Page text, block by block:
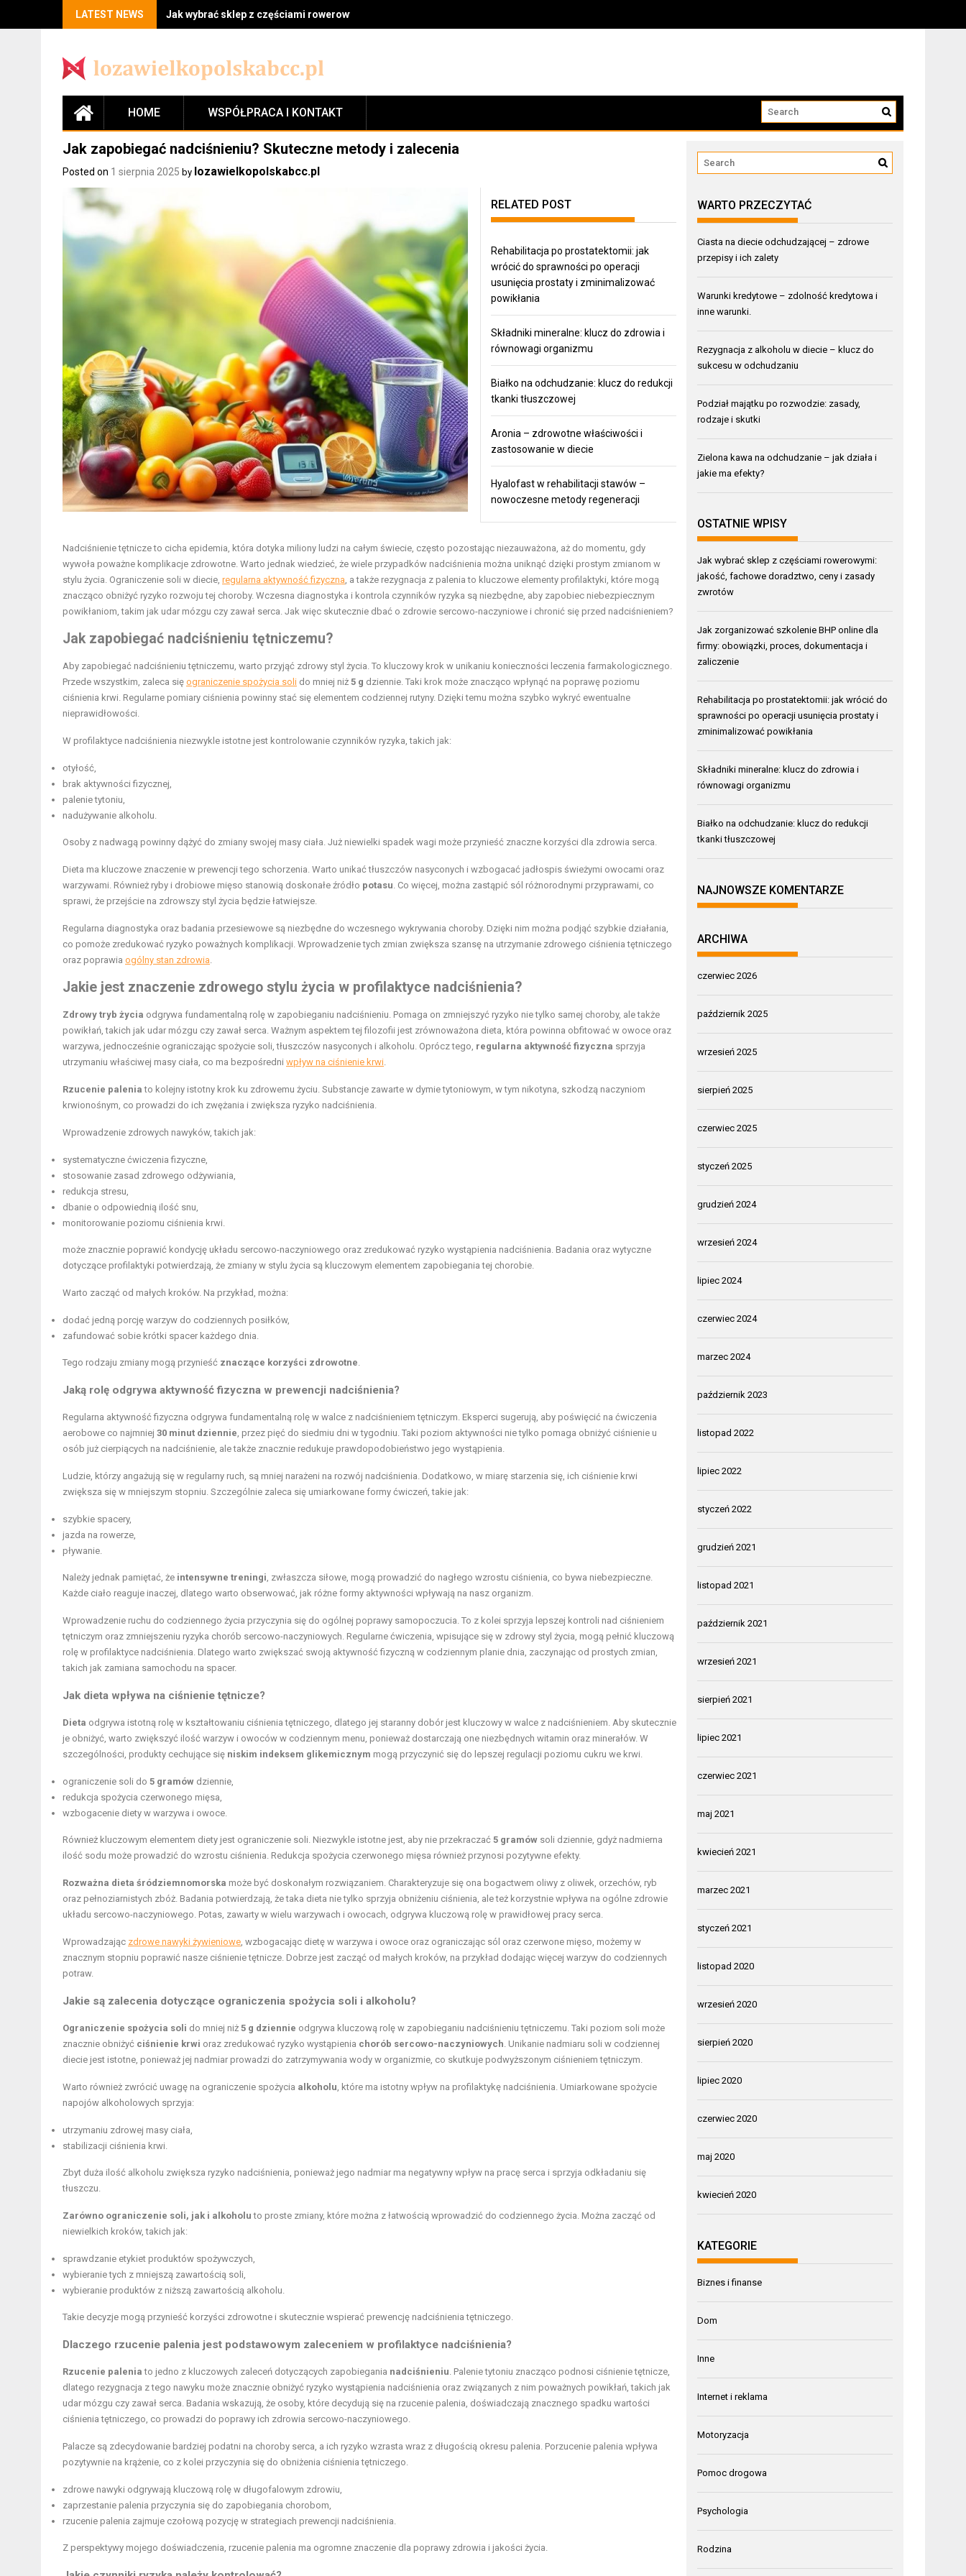
LATEST NEWS Jak wybrać sklep z częściami rowerowymi: jakość, fachowe doradztwo, ceny i zasady zwrotów
HOME WSPÓŁPRACA I KONTAKT
Jak zapobiegać nadciśnieniu? Skuteczne metody i zalecenia
Posted on 1 sierpnia 2025 by lozawielkopolskabcc.pl
RELATED POST
Rehabilitacja po prostatektomii: jak
wrócić do sprawności po operacji
usunięcia prostaty i zminimalizować
powikłania
Składniki mineralne: klucz do zdrowia i
równowagi organizmu
Białko na odchudzanie: klucz do redukcji
tkanki tłuszczowej
Aronia – zdrowotne właściwości i
zastosowanie w diecie
Hyalofast w rehabilitacji stawów –
nowoczesne metody regeneracji
Nadciśnienie tętnicze to cicha epidemia, która dotyka miliony ludzi na całym świecie, często pozostając niezauważona, aż do momentu, gdy
wywoła poważne komplikacje zdrowotne. Warto jednak wiedzieć, że wiele przypadków nadciśnienia można uniknąć dzięki prostym zmianom w
stylu życia. Ograniczenie soli w diecie, regularna aktywność fizyczna, a także rezygnacja z palenia to kluczowe elementy profilaktyki, które mogą
znacząco obniżyć ryzyko rozwoju tej choroby. Wczesna diagnostyka i kontrola czynników ryzyka są niezbędne, aby zapobiec niebezpiecznym
powikłaniom, takim jak udar mózgu czy zawał serca. Jak więc skutecznie dbać o zdrowie sercowo-naczyniowe i chronić się przed nadciśnieniem?
Jak zapobiegać nadciśnieniu tętniczemu?
Aby zapobiegać nadciśnieniu tętniczemu, warto przyjąć zdrowy styl życia. To kluczowy krok w unikaniu konieczności leczenia farmakologicznego.
Przede wszystkim, zaleca się ograniczenie spożycia soli do mniej niż 5 g dziennie. Taki krok może znacząco wpłynąć na poprawę poziomu
ciśnienia krwi. Regularne pomiary ciśnienia powinny stać się elementem codziennej rutyny. Dzięki temu można szybko wykryć ewentualne
nieprawidłowości.
W profilaktyce nadciśnienia niezwykle istotne jest kontrolowanie czynników ryzyka, takich jak:
otyłość,
brak aktywności fizycznej,
palenie tytoniu,
nadużywanie alkoholu.
Osoby z nadwagą powinny dążyć do zmiany swojej masy ciała. Już niewielki spadek wagi może przynieść znaczne korzyści dla zdrowia serca.
Dieta ma kluczowe znaczenie w prewencji tego schorzenia. Warto unikać tłuszczów nasyconych i wzbogacać jadłospis świeżymi owocami oraz
warzywami. Również ryby i drobiowe mięso stanowią doskonałe źródło potasu. Co więcej, można zastąpić sól różnorodnymi przyprawami, co
sprawi, że przejście na zdrowszy styl życia będzie łatwiejsze.
Regularna diagnostyka oraz badania przesiewowe są niezbędne do wczesnego wykrywania choroby. Dzięki nim można podjąć szybkie działania,
co pomoże zredukować ryzyko poważnych komplikacji. Wprowadzenie tych zmian zwiększa szansę na utrzymanie zdrowego ciśnienia tętniczego
oraz poprawia ogólny stan zdrowia.
Jakie jest znaczenie zdrowego stylu życia w profilaktyce nadciśnienia?
Zdrowy tryb życia odgrywa fundamentalną rolę w zapobieganiu nadciśnieniu. Pomaga on zmniejszyć ryzyko nie tylko samej choroby, ale także
powikłań, takich jak udar mózgu czy zawał serca. Ważnym aspektem tej filozofii jest zrównoważona dieta, która powinna obfitować w owoce oraz
warzywa, jednocześnie ograniczając spożycie soli, tłuszczów nasyconych i alkoholu. Oprócz tego, regularna aktywność fizyczna sprzyja
utrzymaniu właściwej masy ciała, co ma bezpośredni wpływ na ciśnienie krwi.
Rzucenie palenia to kolejny istotny krok ku zdrowemu życiu. Substancje zawarte w dymie tytoniowym, w tym nikotyna, szkodzą naczyniom
krwionośnym, co prowadzi do ich zwężania i zwiększa ryzyko nadciśnienia.
Wprowadzenie zdrowych nawyków, takich jak:
systematyczne ćwiczenia fizyczne,
stosowanie zasad zdrowego odżywiania,
redukcja stresu,
dbanie o odpowiednią ilość snu,
monitorowanie poziomu ciśnienia krwi.
może znacznie poprawić kondycję układu sercowo-naczyniowego oraz zredukować ryzyko wystąpienia nadciśnienia. Badania oraz wytyczne
dotyczące profilaktyki potwierdzają, że zmiany w stylu życia są kluczowym elementem zapobiegania tej chorobie.
Warto zacząć od małych kroków. Na przykład, można:
dodać jedną porcję warzyw do codziennych posiłków,
zafundować sobie krótki spacer każdego dnia.
Tego rodzaju zmiany mogą przynieść znaczące korzyści zdrowotne.
Jaką rolę odgrywa aktywność fizyczna w prewencji nadciśnienia?
Regularna aktywność fizyczna odgrywa fundamentalną rolę w walce z nadciśnieniem tętniczym. Eksperci sugerują, aby poświęcić na ćwiczenia
aerobowe co najmniej 30 minut dziennie, przez pięć do siedmiu dni w tygodniu. Taki poziom aktywności nie tylko pomaga obniżyć ciśnienie u
osób już cierpiących na nadciśnienie, ale także znacznie redukuje prawdopodobieństwo jego wystąpienia.
Ludzie, którzy angażują się w regularny ruch, są mniej narażeni na rozwój nadciśnienia. Dodatkowo, w miarę starzenia się, ich ciśnienie krwi
zwiększa się w mniejszym stopniu. Szczególnie zaleca się umiarkowane formy ćwiczeń, takie jak:
szybkie spacery,
jazda na rowerze,
pływanie.
Należy jednak pamiętać, że intensywne treningi, zwłaszcza siłowe, mogą prowadzić do nagłego wzrostu ciśnienia, co bywa niebezpieczne.
Każde ciało reaguje inaczej, dlatego warto obserwować, jak różne formy aktywności wpływają na nasz organizm.
Wprowadzenie ruchu do codziennego życia przyczynia się do ogólnej poprawy samopoczucia. To z kolei sprzyja lepszej kontroli nad ciśnieniem
tętniczym oraz zmniejszeniu ryzyka chorób sercowo-naczyniowych. Regularne ćwiczenia, wpisujące się w zdrowy styl życia, mogą pełnić kluczową
rolę w profilaktyce nadciśnienia. Dlatego warto zwiększać swoją aktywność fizyczną w codziennym planie dnia, zaczynając od prostych zmian,
takich jak zamiana samochodu na spacer.
Jak dieta wpływa na ciśnienie tętnicze?
Dieta odgrywa istotną rolę w kształtowaniu ciśnienia tętniczego, dlatego jej staranny dobór jest kluczowy w walce z nadciśnieniem. Aby skutecznie
je obniżyć, warto zwiększyć ilość warzyw i owoców w codziennym menu, ponieważ dostarczają one niezbędnych witamin oraz minerałów. W
szczególności, produkty cechujące się niskim indeksem glikemicznym mogą przyczynić się do lepszej regulacji poziomu cukru we krwi.
ograniczenie soli do 5 gramów dziennie,
redukcja spożycia czerwonego mięsa,
wzbogacenie diety w warzywa i owoce.
Również kluczowym elementem diety jest ograniczenie soli. Niezwykle istotne jest, aby nie przekraczać 5 gramów soli dziennie, gdyż nadmierna
ilość sodu może prowadzić do wzrostu ciśnienia. Redukcja spożycia czerwonego mięsa również przynosi pozytywne efekty.
Rozważna dieta śródziemnomorska może być doskonałym rozwiązaniem. Charakteryzuje się ona bogactwem oliwy z oliwek, orzechów, ryb
oraz pełnoziarnistych zbóż. Badania potwierdzają, że taka dieta nie tylko sprzyja obniżeniu ciśnienia, ale też korzystnie wpływa na ogólne zdrowie
układu sercowo-naczyniowego. Potas, zawarty w wielu warzywach i owocach, odgrywa kluczową rolę w prawidłowej pracy serca.
Wprowadzając zdrowe nawyki żywieniowe, wzbogacając dietę w warzywa i owoce oraz ograniczając sól oraz czerwone mięso, możemy w
znacznym stopniu poprawić nasze ciśnienie tętnicze. Dobrze jest zacząć od małych kroków, na przykład dodając więcej warzyw do codziennych
potraw.
Jakie są zalecenia dotyczące ograniczenia spożycia soli i alkoholu?
Ograniczenie spożycia soli do mniej niż 5 g dziennie odgrywa kluczową rolę w zapobieganiu nadciśnieniu tętniczemu. Taki poziom soli może
znacznie obniżyć ciśnienie krwi oraz zredukować ryzyko wystąpienia chorób sercowo-naczyniowych. Unikanie nadmiaru soli w codziennej
diecie jest istotne, ponieważ jej nadmiar prowadzi do zatrzymywania wody w organizmie, co skutkuje podwyższonym ciśnieniem tętniczym.
Warto również zwrócić uwagę na ograniczenie spożycia alkoholu, które ma istotny wpływ na profilaktykę nadciśnienia. Umiarkowane spożycie
napojów alkoholowych sprzyja:
utrzymaniu zdrowej masy ciała,
stabilizacji ciśnienia krwi.
Zbyt duża ilość alkoholu zwiększa ryzyko nadciśnienia, ponieważ jego nadmiar ma negatywny wpływ na pracę serca i sprzyja odkładaniu się
tłuszczu.
Zarówno ograniczenie soli, jak i alkoholu to proste zmiany, które można z łatwością wprowadzić do codziennego życia. Można zacząć od
niewielkich kroków, takich jak:
sprawdzanie etykiet produktów spożywczych,
wybieranie tych z mniejszą zawartością soli,
wybieranie produktów z niższą zawartością alkoholu.
Takie decyzje mogą przynieść korzyści zdrowotne i skutecznie wspierać prewencję nadciśnienia tętniczego.
Dlaczego rzucenie palenia jest podstawowym zaleceniem w profilaktyce nadciśnienia?
Rzucenie palenia to jedno z kluczowych zaleceń dotyczących zapobiegania nadciśnieniu. Palenie tytoniu znacząco podnosi ciśnienie tętnicze,
dlatego rezygnacja z tego nawyku może znacznie obniżyć ryzyko wystąpienia nadciśnienia oraz związanych z nim poważnych powikłań, takich jak
udar mózgu czy zawał serca. Badania wskazują, że osoby, które decydują się na rzucenie palenia, doświadczają znacznego spadku wartości
ciśnienia tętniczego, co prowadzi do poprawy ich zdrowia sercowo-naczyniowego.
Palacze są zdecydowanie bardziej podatni na choroby serca, a ich ryzyko wzrasta wraz z długością okresu palenia. Porzucenie palenia wpływa
pozytywnie na krążenie, co z kolei przyczynia się do obniżenia ciśnienia tętniczego.
zdrowe nawyki odgrywają kluczową rolę w długofalowym zdrowiu,
zaprzestanie palenia przyczynia się do zapobiegania chorobom,
rzucenie palenia zajmuje czołową pozycję w strategiach prewencji nadciśnienia.
Z perspektywy mojego doświadczenia, rzucenie palenia ma ogromne znaczenie dla poprawy zdrowia i jakości życia.
WARTO PRZECZYTAĆ
Ciasta na diecie odchudzającej – zdrowe
przepisy i ich zalety
Warunki kredytowe – zdolność kredytowa i
inne warunki.
Rezygnacja z alkoholu w diecie – klucz do
sukcesu w odchudzaniu
Podział majątku po rozwodzie: zasady,
rodzaje i skutki
Zielona kawa na odchudzanie – jak działa i
jakie ma efekty?
OSTATNIE WPISY
Jak wybrać sklep z częściami rowerowymi:
jakość, fachowe doradztwo, ceny i zasady
zwrotów
Jak zorganizować szkolenie BHP online dla
firmy: obowiązki, proces, dokumentacja i
zaliczenie
Rehabilitacja po prostatektomii: jak wrócić do
sprawności po operacji usunięcia prostaty i
zminimalizować powikłania
Składniki mineralne: klucz do zdrowia i
równowagi organizmu
Białko na odchudzanie: klucz do redukcji
tkanki tłuszczowej
NAJNOWSZE KOMENTARZE
ARCHIWA
czerwiec 2026
październik 2025
wrzesień 2025
sierpień 2025
czerwiec 2025
styczeń 2025
grudzień 2024
wrzesień 2024
lipiec 2024
czerwiec 2024
marzec 2024
październik 2023
listopad 2022
lipiec 2022
styczeń 2022
grudzień 2021
listopad 2021
październik 2021
wrzesień 2021
sierpień 2021
lipiec 2021
czerwiec 2021
maj 2021
kwiecień 2021
marzec 2021
styczeń 2021
listopad 2020
wrzesień 2020
sierpień 2020
lipiec 2020
czerwiec 2020
maj 2020
kwiecień 2020
KATEGORIE
Biznes i finanse
Dom
Inne
Internet i reklama
Motoryzacja
Pomoc drogowa
Psychologia
Rodzina